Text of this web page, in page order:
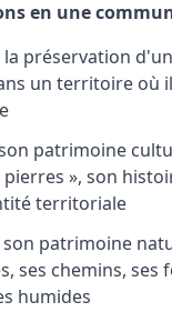
en une
préservation
un territoire où
patrimoine
pierres », son
territoriale
patrimoine
ses chemins, ses
humides